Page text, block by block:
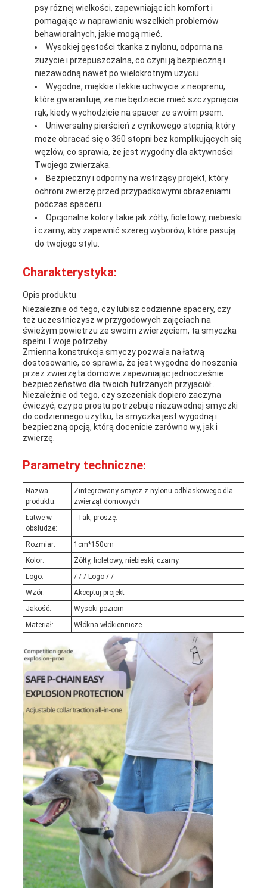
psy różnej wielkości, zapewniając ich komfort i
pomagając w naprawianiu wszelkich problemów
behawioralnych, jakie mogą mieć.
Wysokiej gęstości tkanka z nylonu, odporna na
zużycie i przepuszczalna, co czyni ją bezpieczną i
niezawodną nawet po wielokrotnym użyciu.
Wygodne, miękkie i lekkie uchwycie z neoprenu,
które gwarantuje, że nie będziecie mieć szczypnięcia
rąk, kiedy wychodzicie na spacer ze swoim psem.
Uniwersalny pierścień z cynkowego stopnia, który
może obracać się o 360 stopni bez komplikujących się
węzłów, co sprawia, że jest wygodny dla aktywności
Twojego zwierzaka.
Bezpieczny i odporny na wstrząsy projekt, który
ochroni zwierzę przed przypadkowymi obrażeniami
podczas spaceru.
Opcjonalne kolory takie jak żółty, fioletowy, niebieski
i czarny, aby zapewnić szereg wyborów, które pasują
do twojego stylu.
Charakterystyka:
Opis produktu
Niezależnie od tego, czy lubisz codzienne spacery, czy
też uczestniczysz w przygodowych zajęciach na
świeżym powietrzu ze swoim zwierzęciem, ta smyczka
spełni Twoje potrzeby.
Zmienna konstrukcja smyczy pozwala na łatwą
dostosowanie, co sprawia, że jest wygodne do noszenia
przez zwierzęta domowe.zapewniając jednocześnie
bezpieczeństwo dla twoich futrzanych przyjaciół..
Niezależnie od tego, czy szczeniak dopiero zaczyna
ćwiczyć, czy po prostu potrzebuje niezawodnej smyczki
do codziennego użytku, ta smyczka jest wygodną i
bezpieczną opcją, którą docenicie zarówno wy, jak i
zwierzę.
Parametry techniczne:
Nazwa
produktu:
Zintegrowany smycz z nylonu odblaskowego dla
zwierząt domowych
Łatwe w
obsłudze:
- Tak, proszę.
Rozmiar:
1cm*150cm
Kolor:
Żółty, fioletowy, niebieski, czarny
Logo:
/ / / Logo / /
Wzór:
Akceptuj projekt
Jakość:
Wysoki poziom
Materiał:
Włókna włókiennicze